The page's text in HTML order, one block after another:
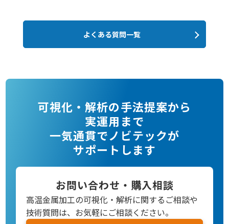
よくある質問一覧
可視化・解析の手法提案から
実運用まで
一気通貫でノビテックが
サポートします
お問い合わせ・購入相談
高温金属加工の可視化・解析に関するご相談や
技術質問は、お気軽にご相談ください。